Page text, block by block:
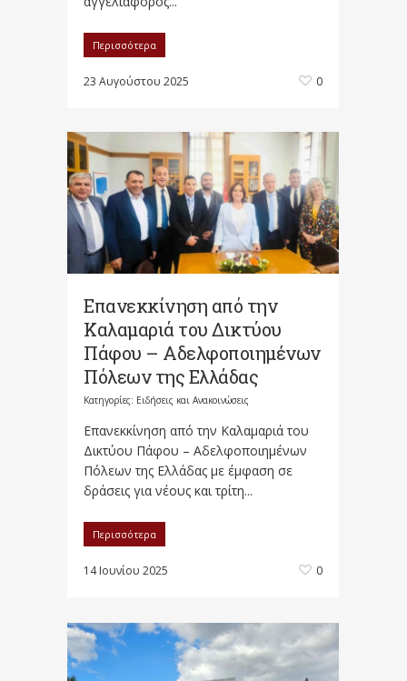
Περισσότερα
23 Αυγούστου 2025 0
Επανεκκίνηση από την
Καλαμαριά του Δικτύου
Πάφου – Αδελφοποιημένων
Πόλεων της Ελλάδας
Κατηγορίες: Ειδήσεις και Ανακοινώσεις
Επανεκκίνηση από την Καλαμαριά του
Δικτύου Πάφου – Αδελφοποιημένων
Πόλεων της Ελλάδας με έμφαση σε
δράσεις για νέους και τρίτη...
Περισσότερα
14 Ιουνίου 2025 0